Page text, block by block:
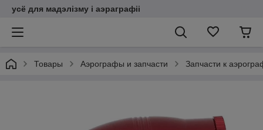
усё для мадэлізму і аэраграфіі
Товары Аэрографы и запчасти Запчасти к